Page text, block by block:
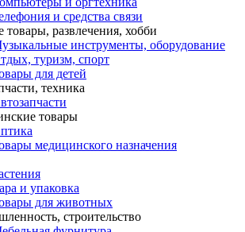
и средства связи
товары, развлечения, хобби
инструменты, оборудование
туризм, спорт
для детей
техника
товары
медицинского назначения
и упаковка
для животных
строительство